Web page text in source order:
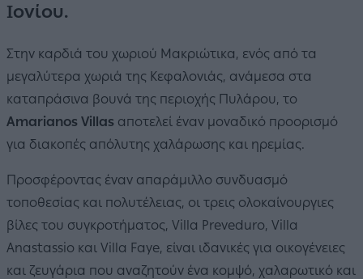
Ιονίου.
Στην καρδιά του χωριού Μακριώτικα, ενός από τα
μεγαλύτερα χωριά της Κεφαλονιάς, ανάμεσα στα
καταπράσινα βουνά της περιοχής Πυλάρου, το
Amarianos Villas αποτελεί έναν μοναδικό προορισμό
για διακοπές απόλυτης χαλάρωσης και ηρεμίας.
Προσφέροντας έναν απαράμιλλο συνδυασμό
τοποθεσίας και πολυτέλειας, οι τρεις ολοκαίνουργιες
βίλες του συγκροτήματος, Villa Preveduro, Villa
Anastassio και Villa Faye, είναι ιδανικές για οικογένειες
και ζευγάρια που αναζητούν ένα κομψό, χαλαρωτικό και